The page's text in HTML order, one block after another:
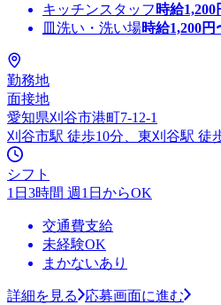
キッチンスタッフ 時給1,200
皿洗い・洗い場時給1,200円
勤務地
面接地
愛知県刈谷市港町7-12-1
刈谷市駅 徒歩10分、東刈谷駅 徒
シフト
1日3時間 週1日からOK
交通費支給
未経験OK
まかないあり
詳細を見る
応募画面に進む